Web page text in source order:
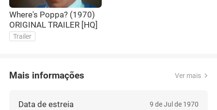
Where's Poppa? (1970)
ORIGINAL TRAILER [HQ]
Trailer
Mais informações Ver mais
Data de estreia 9 de Jul de 1970